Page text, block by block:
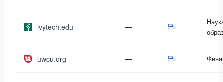
ivytech.edu —
uwcu.org —